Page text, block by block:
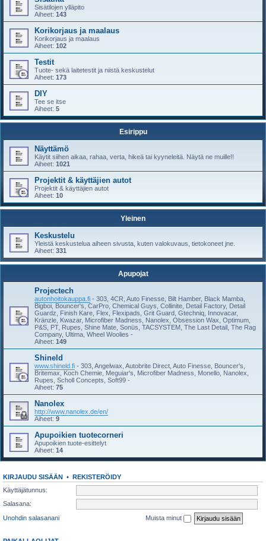
Sisätilojen ylläpito
Aiheet: 143
Korikorjaus ja maalaus
Korikorjaus ja maalaus
Aiheet: 102
Testit
Tuote- sekä laitetestit ja niistä keskustelut
Aiheet: 173
DIY
Tee se itse
Aiheet: 5
Esirippu
Näyttämö
Käytit siihen aikaa, rahaa, verta, hikeä tai kyyneleitä. Näytä ne muille!!
Aiheet: 1021
Projektit & käyttäjien autot
Projektit & käyttäjien autot
Aiheet: 10
Yleinen
Keskustelu
Yleistä keskustelua aiheen sivusta, kuten valokuvaus, tietokoneet jne.
Aiheet: 331
Apupojat
Projectech
autonhoitokauppa.fi - 303, 4CR, Auto Finesse, Bilt Hamber, Black Mamba,
Bigboi, Bouncer's, CarPro, Chemical Guys, Collinite, Detail Factory, Detail
Guardz, Finish Kare, Flex, Flexipads, Grit Guard, Gtechniq, Innovacar,
Kränzle, Kwazar, Microfiber Madness, Nanolex, Obsession Wax, Optimum,
P&S, PT, Rupes, Shine Mate, Sonüs, TACSYSTEM, The Last Detail, The Rag
Company, Ultima, Wheel Woolies -
Aiheet: 149
Shineld
www.shineld.fi - 303, Angelwax, Autobrite Direct, Auto Finesse, Bouncer's,
Britemax, Koch Chemie, Meguiar's, Microfiber Madness, Monello, Nanolex,
Rupes, Scholl Concepts, Soft99 -
Aiheet: 75
Nanolex
http://www.nanolex.de/en/
Aiheet: 9
Apupoikien tuotecorneri
Apupoikien tuote-esittelyt
Aiheet: 14
KIRJAUDU SISÄÄN • REKISTERÖIDY
Käyttäjätunnus:
Salasana:
Unohdin salasanani
Muista minut